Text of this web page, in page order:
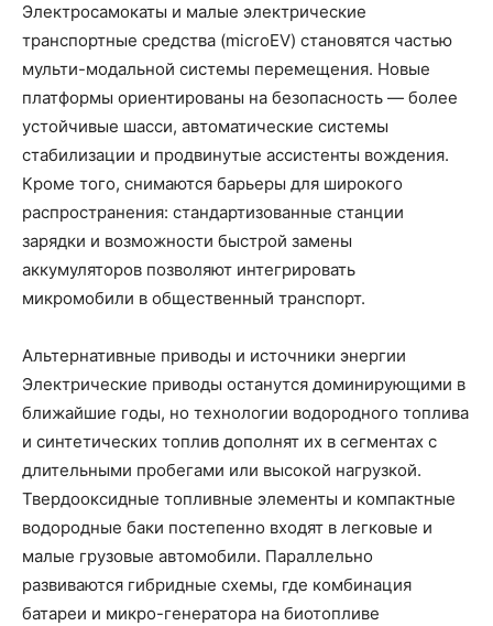
Электросамокаты и малые электрические
транспортные средства (microEV) становятся частью
мульти-модальной системы перемещения. Новые
платформы ориентированы на безопасность — более
устойчивые шасси, автоматические системы
стабилизации и продвинутые ассистенты вождения.
Кроме того, снимаются барьеры для широкого
распространения: стандартизованные станции
зарядки и возможности быстрой замены
аккумуляторов позволяют интегрировать
микромобили в общественный транспорт.
Альтернативные приводы и источники энергии
Электрические приводы останутся доминирующими в
ближайшие годы, но технологии водородного топлива
и синтетических топлив дополнят их в сегментах с
длительными пробегами или высокой нагрузкой.
Твердооксидные топливные элементы и компактные
водородные баки постепенно входят в легковые и
малые грузовые автомобили. Параллельно
развиваются гибридные схемы, где комбинация
батареи и микро-генератора на биотопливе